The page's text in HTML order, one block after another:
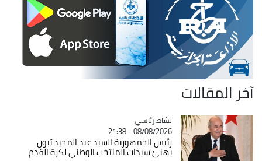
آخر المقالات
Catégorie
نشاط رئاسي
08/08/2026 - 21:38
رئيس الجمهورية السيد عبد المجيد تبون
يهنئ سيدات المنتخب الوطني لكرة القدم